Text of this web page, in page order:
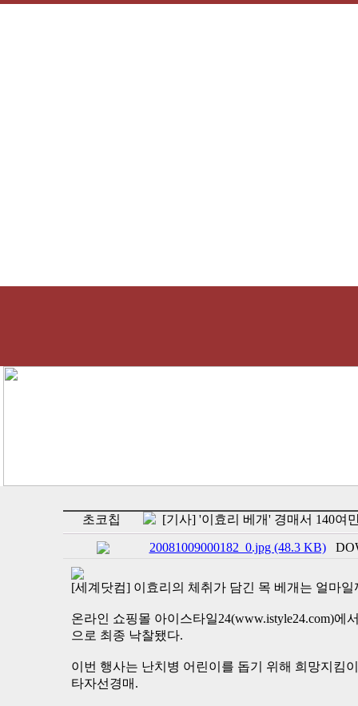
초코칩 [기사] '이효리 베개' 경매서 140여
20081009000182_0.jpg (48.3 KB)
[세계닷컴] 이효리의 체취가 담긴 목 베개는 얼마일
온라인 쇼핑몰 아이스타일24(www.istyle24.com)에
으로 최종 낙찰됐다.
이번 행사는 난치병 어린이를 돕기 위해 희망지킴
타자선경매.